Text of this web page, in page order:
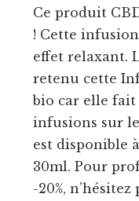
Ce produit
! Cette
effet relaxant.
retenu cette
bio car elle
infusions sur
est disponible
30ml. Pour
-20%,